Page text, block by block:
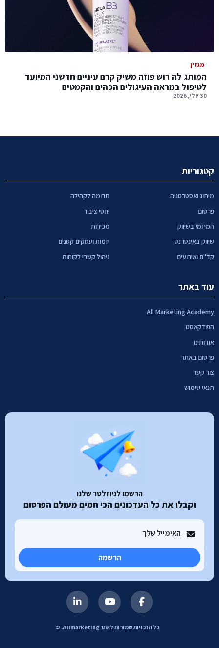
מגזין
המותג לה רוש פוזה משיק קרם עיניים חדשני המיועד
לטיפול במראה העיגולים הכהים והקמטים
30 יולי, 2026
קטגוריות
מיתוג ואסטרטגיה
פרסום
המי ומי בשיווק
שיווק באינטרנט
קד"ם ואירועים
תרומה לקהילה
יחסי ציבור
מכירות
יזמות ועסקים קטנים
ניהול קשרי לקוחות
עוד באתר
All Marketing Academy
הפודקאסט
אודותינו
פרסום באתר
צור קשר
תנאי שימוש
הרשמו לניוזלטר שלנו
וקבלו את כל העדכונים הכי חמים מעולם הפרסום
הרשמה
כל הזכויות שמורות לאתר Allmarketing. ©